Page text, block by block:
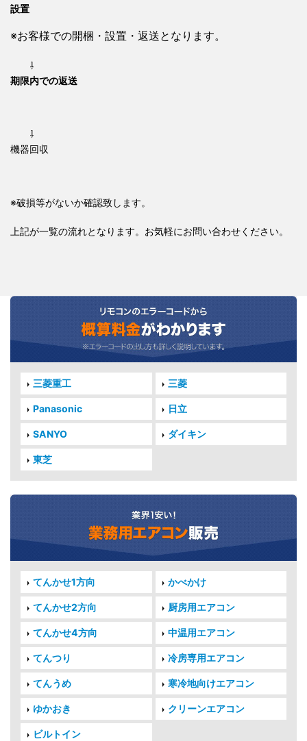
設置
※お客様での開梱・設置・返送となります。
⇩
期限内での返送
⇩
機器回収
※破損等がないか確認致します。
上記が一覧の流れとなります。お気軽にお問い合わせください。
三菱重工 三菱
Panasonic 日立
SANYO ダイキン
東芝
てんかせ1方向 かべかけ
てんかせ2方向 厨房用エアコン
てんかせ4方向 中温用エアコン
てんつり 冷房専用エアコン
てんうめ 寒冷地向けエアコン
ゆかおき クリーンエアコン
ビルトイン